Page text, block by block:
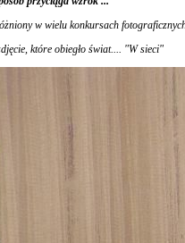
w wielu konkursach
które obiegło świat.... "W sieci"